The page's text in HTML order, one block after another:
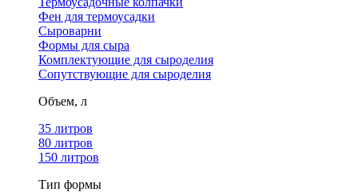
Фен для термоусадки
Сыроварни
Формы для сыра
Комплектующие для сыроделия
Сопутствующие для сыроделия
Объем, л
35 литров
80 литров
150 литров
Тип формы